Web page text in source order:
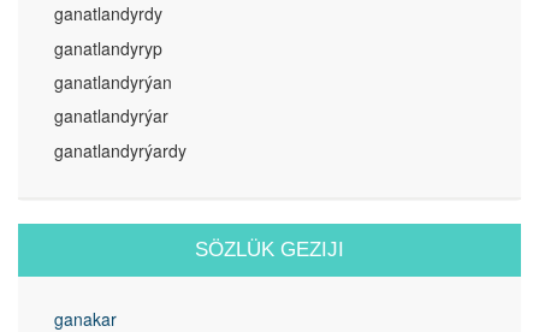
ganatlandyrdy
ganatlandyryp
ganatlandyrýan
ganatlandyrýar
ganatlandyrýardy
SÖZLÜK GEZIJI
ganakar